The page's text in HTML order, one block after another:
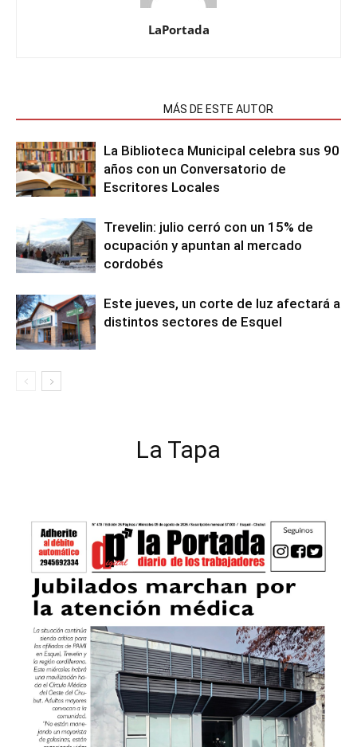
LaPortada
MÁS DE ESTE AUTOR
La Biblioteca Municipal celebra sus 90
años con un Conversatorio de
Escritores Locales
Trevelin: julio cerró con un 15% de
ocupación y apuntan al mercado
cordobés
Este jueves, un corte de luz afectará a
distintos sectores de Esquel
La Tapa